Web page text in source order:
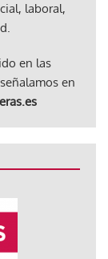
laboral,
en las
en